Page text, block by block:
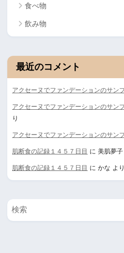
食べ物
飲み物
最近のコメント
アクセーヌでファンデーションのサン
アクセーヌでファンデーションのサン
り
アクセーヌでファンデーションのサン
肌断食の記録１４５７日目 に 美肌夢子
肌断食の記録１４５７日目 に かな より